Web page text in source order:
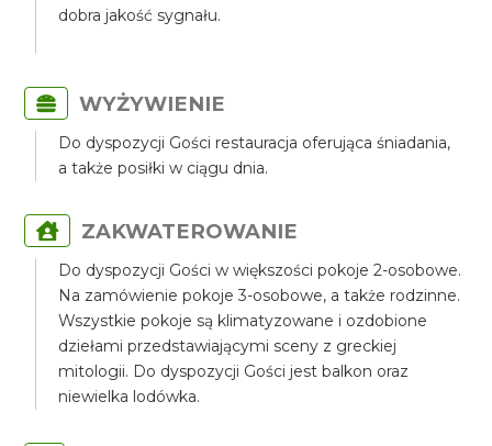
dobra jakość sygnału.
WYŻYWIENIE
Do dyspozycji Gości restauracja oferująca śniadania,
a także posiłki w ciągu dnia.
ZAKWATEROWANIE
Do dyspozycji Gości w większości pokoje 2-osobowe.
Na zamówienie pokoje 3-osobowe, a także rodzinne.
Wszystkie pokoje są klimatyzowane i ozdobione
dziełami przedstawiającymi sceny z greckiej
mitologii. Do dyspozycji Gości jest balkon oraz
niewielka lodówka.